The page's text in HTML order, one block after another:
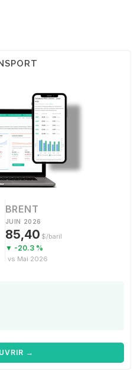
BRENT
JUIN 2026
85,40 $/baril
▼ -20.3 %
vs Mai 2026
→